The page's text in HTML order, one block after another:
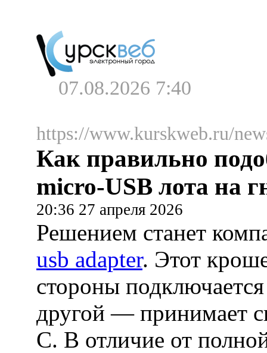
07.08.2026 7:40
https://www.kurskweb.ru/
Как правильно
micro-USB лота на
20:36 27 апреля 2026
Решением станет
usb adapter. Этот
стороны
другой — принимает
C. В отличие от